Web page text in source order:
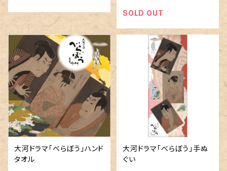
SOLD OUT
大河ドラマ「べらぼう」ハンド
タオル
大河ドラマ「べらぼう」手ぬ
ぐい